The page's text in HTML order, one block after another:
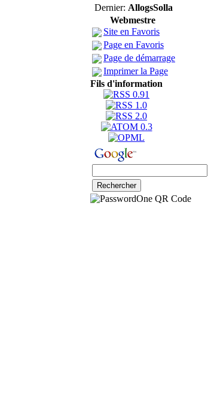
Dernier: AllogsSolla
Webmestre
Site en Favoris
Page en Favoris
Page de démarrage
Imprimer la Page
Fils d'information